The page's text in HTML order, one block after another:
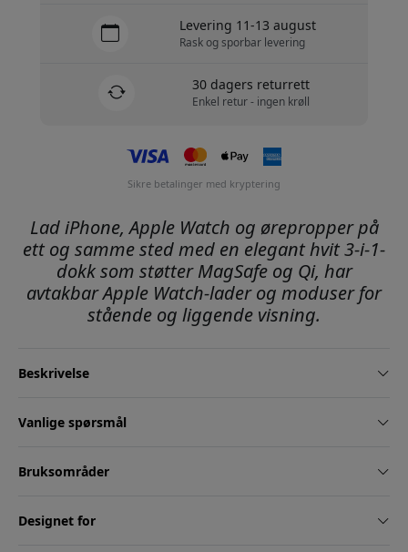
Levering 11-13 august
Rask og sporbar levering
30 dagers returrett
Enkel retur - ingen krøll
Sikre betalinger med kryptering
Lad iPhone, Apple Watch og ørepropper på
ett og samme sted med en elegant hvit 3-i-1-
dokk som støtter MagSafe og Qi, har
avtakbar Apple Watch-lader og moduser for
stående og liggende visning.
Beskrivelse
Vanlige spørsmål
Bruksområder
Designet for